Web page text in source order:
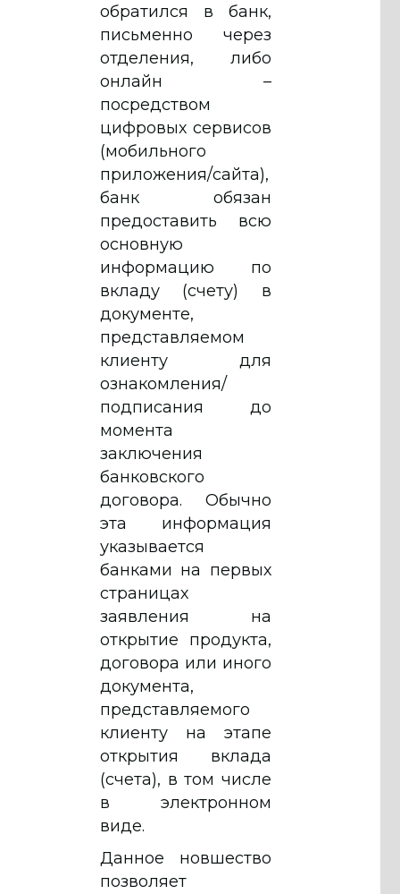
обратился в банк,
письменно через
отделения, либо
онлайн –
посредством
цифровых сервисов
(мобильного
приложения/сайта),
банк обязан
предоставить всю
основную
информацию по
вкладу (счету) в
документе,
представляемом
клиенту для
ознакомления/
подписания до
момента
заключения
банковского
договора. Обычно
эта информация
указывается
банками на первых
страницах
заявления на
открытие продукта,
договора или иного
документа,
представляемого
клиенту на этапе
открытия вклада
(счета), в том числе
в электронном
виде.
Данное новшество
позволяет